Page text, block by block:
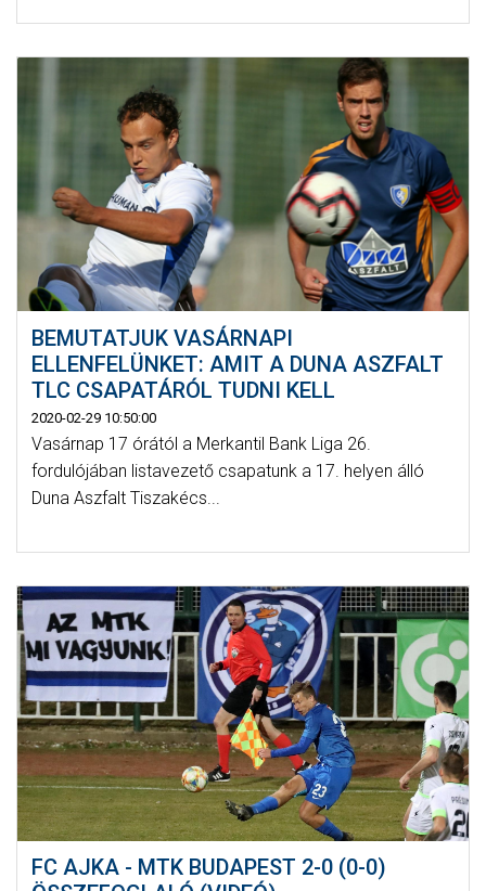
BEMUTATJUK VASÁRNAPI
ELLENFELÜNKET: AMIT A DUNA ASZFALT
TLC CSAPATÁRÓL TUDNI KELL
2020-02-29 10:50:00
Vasárnap 17 órától a Merkantil Bank Liga 26.
fordulójában listavezető csapatunk a 17. helyen álló
Duna Aszfalt Tiszakécs...
FC AJKA - MTK BUDAPEST 2-0 (0-0)